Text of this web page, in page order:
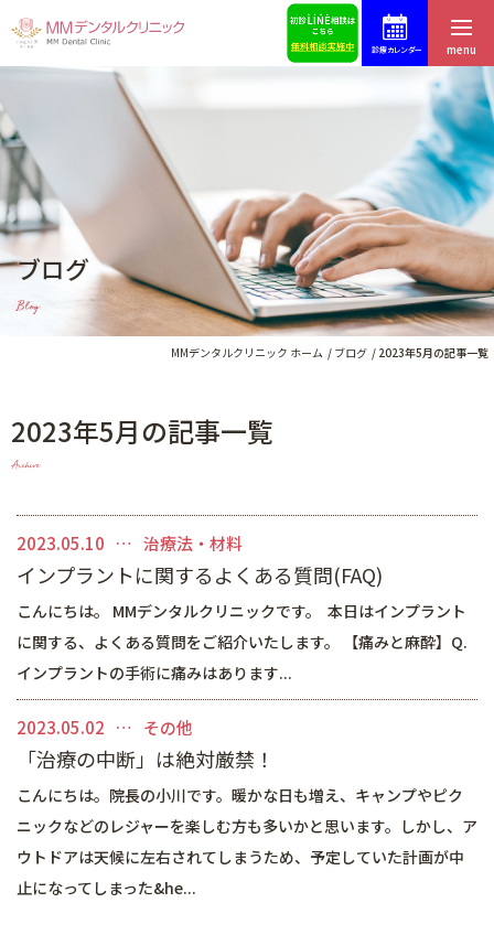
診療カレンダー menu
ブログ
Blog
MMデンタルクリニック ホーム ブログ 2023年5月の記事一覧
2023年5月の記事一覧
Archive
2023.05.10 治療法・材料
インプラントに関するよくある質問(FAQ)
こんにちは。 MMデンタルクリニックです。 本日はインプラント
に関する、よくある質問をご紹介いたします。 【痛みと麻酔】Q.
インプラントの手術に痛みはあります...
2023.05.02 その他
「治療の中断」は絶対厳禁！
こんにちは。院長の小川です。暖かな日も増え、キャンプやピク
ニックなどのレジャーを楽しむ方も多いかと思います。しかし、ア
ウトドアは天候に左右されてしまうため、予定していた計画が中
止になってしまった&he...
ホーム
はじめての方へ
医院紹介・アクセス
スタッフ紹介
スタッフ募集
予約・お問合せ
ブログ
歯科コラム
インプラントによる治療
矯正歯科
審美的治療
予防・メインテナンス
一般診療